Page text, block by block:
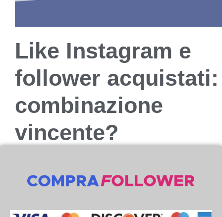
Like Instagram e
follower acquistati:
combinazione
vincente?